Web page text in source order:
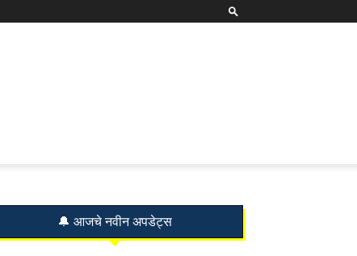
🔔 आजचे नवीन अपडेट्स